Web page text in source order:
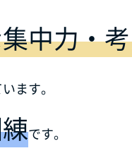
中力・
ます。
です。